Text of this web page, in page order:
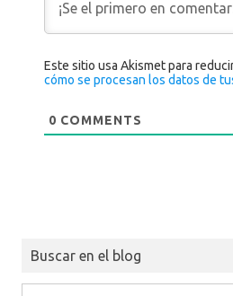
Este sitio usa Akismet para
cómo se procesan los datos de
0 COMMENTS
Buscar en el blog